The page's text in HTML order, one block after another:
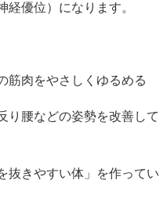
経優位）になります。
筋肉をやさしくゆるめる
り腰などの姿勢を改善して
抜きやすい体」を作ってい